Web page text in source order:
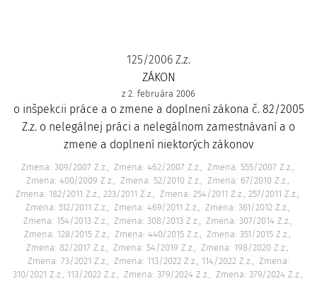
125/2006 Z.z.
ZÁKON
z 2. februára 2006
o inšpekcii práce a o zmene a doplnení zákona č. 82/2005
Z.z. o nelegálnej práci a nelegálnom zamestnávaní a o
zmene a doplnení niektorých zákonov
Zmena: 309/2007 Z.z. Zmena: 462/2007 Z.z.
Zmena: 555/2007 Z.z.
Zmena: 400/2009 Z.z.
Zmena: 52/2010 Z.z.
Zmena: 67/2010 Z.z.
Zmena: 182/2011 Z.z., 223/2011 Z.z.
Zmena: 254/2011 Z.z., 257/2011 Z.z.
Zmena: 512/2011 Z.z.
Zmena: 469/2011 Z.z.
Zmena: 361/2012 Z.z.
Zmena: 154/2013 Z.z.
Zmena: 308/2013 Z.z.
Zmena: 307/2014 Z.z.
Zmena: 128/2015 Z.z.
Zmena: 440/2015 Z.z.
Zmena: 351/2015 Z.z.
Zmena: 82/2017 Z.z.
Zmena: 54/2019 Z.z.
Zmena: 198/2020 Z.z.
Zmena: 73/2021 Z.z.
Zmena: 113/2022 Z.z., 114/2022 Z.z.
Zmena:
310/2021 Z.z., 113/2022 Z.z.
Zmena: 379/2024 Z.z.
Zmena: 379/2024 Z.z.